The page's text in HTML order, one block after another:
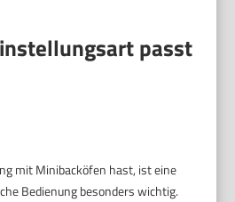
passt
mit Minibacköfen hast, ist eine
Bedienung besonders wichtig.